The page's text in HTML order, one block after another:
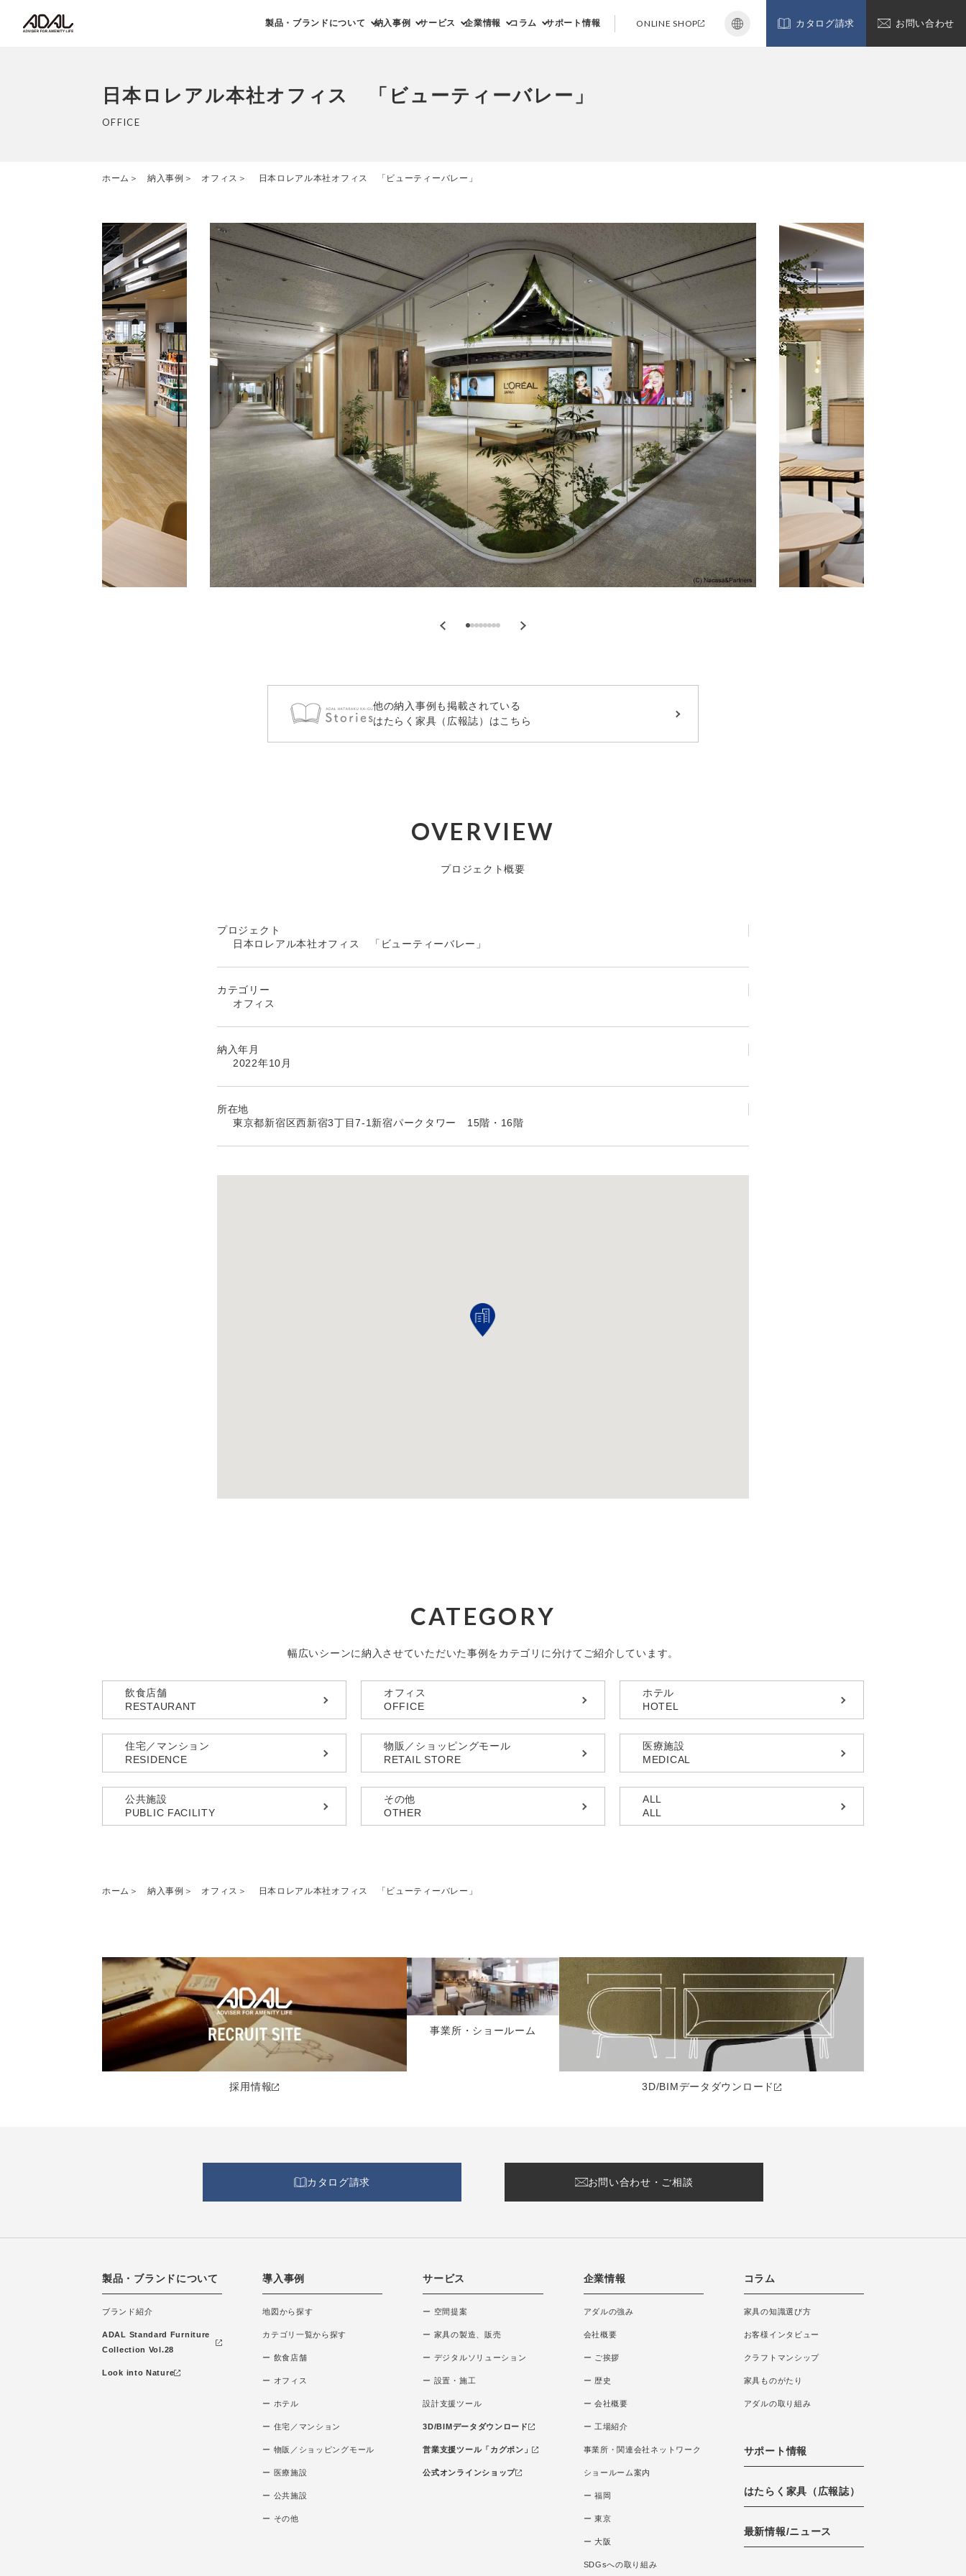
カタログ請求 お問い合わせ
製品・ブランドについて 納入事例 サービス 企業情報 コラム サポート情報 ONLINE SHOP
日本ロレアル本社オフィス 「ビューティーバレー」
OFFICE
ホーム 納入事例 オフィス 日本ロレアル本社オフィス 「ビューティーバレー」
他の納入事例も掲載されている
はたらく家具（広報誌）はこちら
OVERVIEW
プロジェクト概要
プロジェクト
日本ロレアル本社オフィス 「ビューティーバレー」
カテゴリー
オフィス
納入年月
2022年10月
所在地
東京都新宿区西新宿3丁目7-1新宿パークタワー 15階・16階
CATEGORY
幅広いシーンに納入させていただいた事例をカテゴリに分けてご紹介しています。
飲食店舗
RESTAURANT
オフィス
OFFICE
ホテル
HOTEL
住宅／マンション
RESIDENCE
物販／ショッピングモール
RETAIL STORE
医療施設
MEDICAL
公共施設
PUBLIC FACILITY
その他
OTHER
ALL
ALL
ホーム 納入事例 オフィス 日本ロレアル本社オフィス 「ビューティーバレー」
採用情報
事業所・ショールーム
3D/BIMデータ ダウンロード
カタログ請求 お問い合わせ・ご相談
製品・ブランドについて
ブランド紹介
ADAL Standard Furniture
Collection Vol.28
Look into Nature
導入事例
地図から探す
カテゴリ一覧から探す
ー 飲食店舗
ー オフィス
ー ホテル
ー 住宅／マンション
ー 物販／ショッピングモール
ー 医療施設
ー 公共施設
ー その他
サービス
ー 空間提案
ー 家具の製造、販売
ー デジタルソリューション
ー 設置・施工
設計支援ツール
3D/BIMデータダウンロード
営業支援ツール「カグポン」
公式オンラインショップ
企業情報
アダルの強み
会社概要
ー ご挨拶
ー 歴史
ー 会社概要
ー 工場紹介
事業所・関連会社ネットワーク
ショールーム案内
ー 福岡
ー 東京
ー 大阪
SDGsへの取り組み
コラム
家具の知識選び方
お客様インタビュー
クラフトマンシップ
家具ものがたり
アダルの取り組み
サポート情報
はたらく家具（広報誌）
最新情報/ニュース